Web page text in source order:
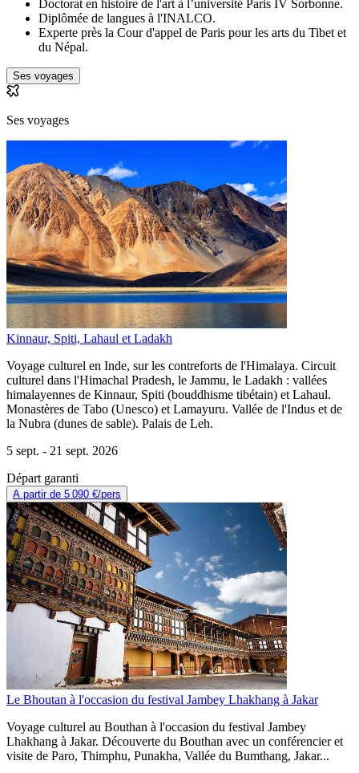
Doctorat en histoire de l'art à l’université Paris IV Sorbonne.
Diplômée de langues à l'INALCO.
Experte près la Cour d'appel de Paris pour les arts du Tibet et
du Népal.
Ses voyages
Ses voyages
Kinnaur, Spiti, Lahaul et Ladakh
Voyage culturel en Inde, sur les contreforts de l'Himalaya. Circuit
culturel dans l'Himachal Pradesh, le Jammu, le Ladakh : vallées
himalayennes de Kinnaur, Spiti (bouddhisme tibétain) et Lahaul.
Monastères de Tabo (Unesco) et Lamayuru. Vallée de l'Indus et de
la Nubra (dunes de sable). Palais de Leh.
5 sept. - 21 sept. 2026
Départ garanti
A partir de 5 090 €/pers
Le Bhoutan à l'occasion du festival Jambey Lhakhang à Jakar
Voyage culturel au Bouthan à l'occasion du festival Jambey
Lhakhang à Jakar. Découverte du Bouthan avec un conférencier et
visite de Paro, Thimphu, Punakha, Vallée du Bumthang, Jakar...